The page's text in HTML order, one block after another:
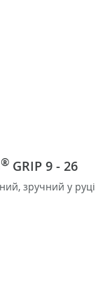
® GRIP 9 - 26
зручний у